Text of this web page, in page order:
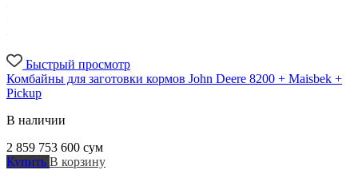
Быстрый просмотр
Комбайны для заготовки кормов John Deere 8200 + Maisbek +
Pickup
В наличии
2 859 753 600 сум
Купить В корзину